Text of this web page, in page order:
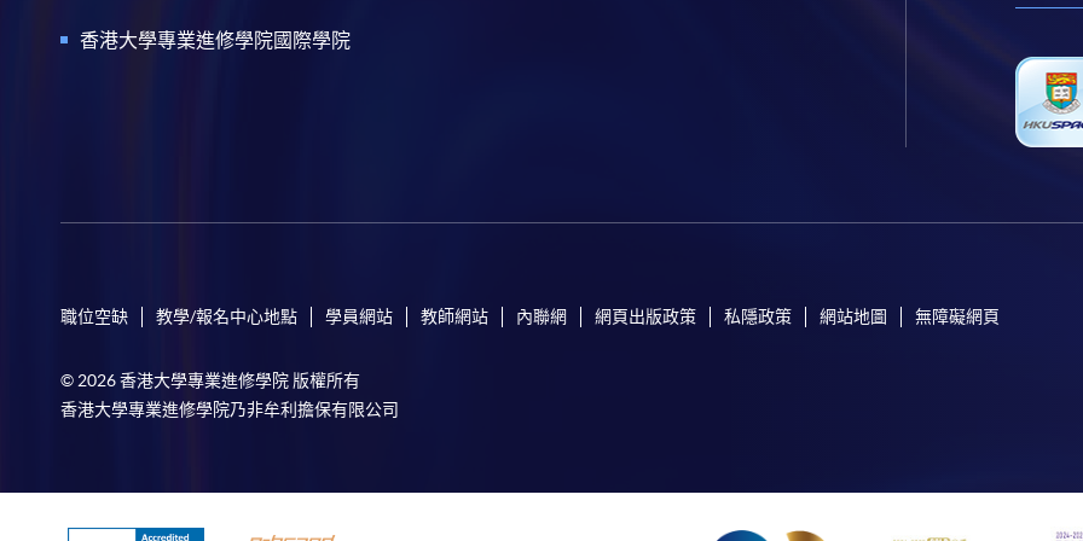
香港大學專業進修學院國際學院
職位空缺 教學/報名中心地點 學員網站 教師網站 內聯網 網頁出版政策 私隱政策 網站地圖 無障礙網頁
© 2026 香港大學專業進修學院 版權所有
香港大學專業進修學院乃非牟利擔保有限公司